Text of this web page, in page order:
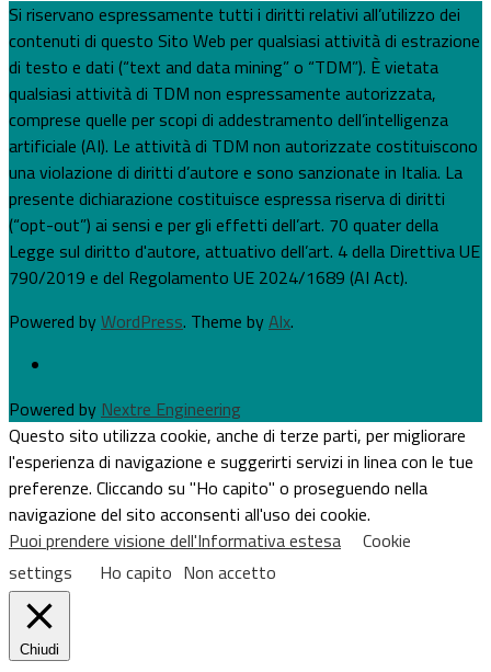
Si riservano espressamente tutti i diritti relativi all’utilizzo dei
contenuti di questo Sito Web per qualsiasi attività di estrazione
di testo e dati (“text and data mining” o “TDM”). È vietata
qualsiasi attività di TDM non espressamente autorizzata,
comprese quelle per scopi di addestramento dell’intelligenza
artificiale (AI). Le attività di TDM non autorizzate costituiscono
una violazione di diritti d’autore e sono sanzionate in Italia. La
presente dichiarazione costituisce espressa riserva di diritti
(“opt-out”) ai sensi e per gli effetti dell’art. 70 quater della
Legge sul diritto d'autore, attuativo dell’art. 4 della Direttiva UE
790/2019 e del Regolamento UE 2024/1689 (AI Act).
Powered byWordPress. Theme byAlx.
Powered by Nextre Engineering
Questo sito utilizza cookie, anche di terze parti, per migliorare
l'esperienza di navigazione e suggerirti servizi in linea con le tue
preferenze. Cliccando su "Ho capito" o proseguendo nella
navigazione del sito acconsenti all'uso dei cookie.
Puoi prendere visione dell'Informativa estesa
Cookie
settings
Ho capito Non accetto
Chiudi